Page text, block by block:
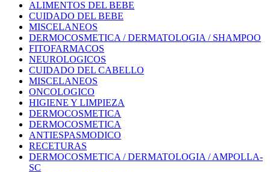
ALIMENTOS DEL BEBE
CUIDADO DEL BEBE
MISCELANEOS
DERMOCOSMETICA / DERMATOLOGIA / SHAMPOO
FITOFARMACOS
NEUROLOGICOS
CUIDADO DEL CABELLO
MISCELANEOS
ONCOLOGICO
HIGIENE Y LIMPIEZA
DERMOCOSMETICA
DERMOCOSMETICA
ANTIESPASMODICO
RECETURAS
DERMOCOSMETICA / DERMATOLOGIA / AMPOLLA-
SC